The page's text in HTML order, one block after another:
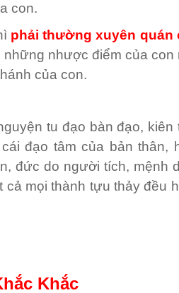
con.
phải thường xuyên quán
những nhược điểm của
của con.
tu đạo bàn đạo,
đạo tâm của bản thân,
đức do người tích, mệnh
mọi thành tựu thảy đều
Khắc